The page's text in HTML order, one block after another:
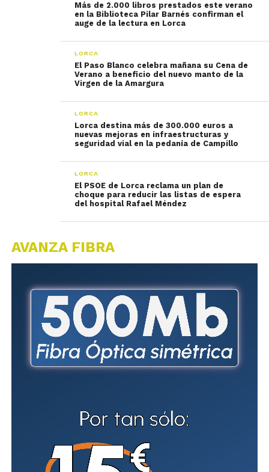
Más de 2.000 libros prestados este verano
en la Biblioteca Pilar Barnés confirman el
auge de la lectura en Lorca
LORCA
El Paso Blanco celebra mañana su Cena de
Verano a beneficio del nuevo manto de la
Virgen de la Amargura
LORCA
Lorca destina más de 300.000 euros a
nuevas mejoras en infraestructuras y
seguridad vial en la pedanía de Campillo
LORCA
El PSOE de Lorca reclama un plan de
choque para reducir las listas de espera
del hospital Rafael Méndez
AVANZA FIBRA